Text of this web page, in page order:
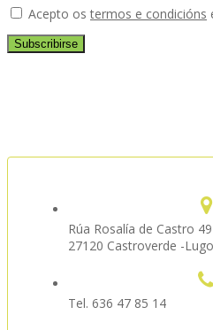
Acepto ostermos e condicións
Rúa Rosalía de Castro
27120 Castroverde -Lugo
Tel. 636 47 85 14